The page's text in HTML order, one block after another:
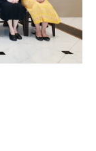
าเหตุและทางแก้ของฝุ่
ลพิษ ชดใช้ชาวบ้านแม่